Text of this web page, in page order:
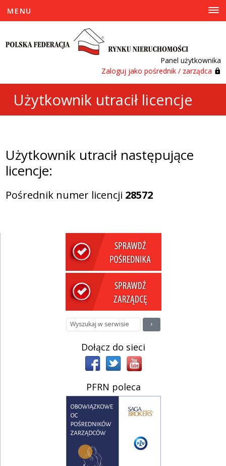
Panel użytkownika
Zaloguj jako pośrednik / zarządca
MENU
Użytkownik utracił licencje
Użytkownik utracił następujące
licencje:
Pośrednik numer licencji 28572
Dołącz do sieci
PFRN poleca